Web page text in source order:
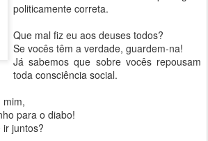
politicamente correta.
Que mal fiz eu aos deuses todos?
Se vocês têm a verdade, guardem-na!
Já sabemos que sobre vocês repousam
toda consciência social.
mim,
para o diabo!
ir juntos?